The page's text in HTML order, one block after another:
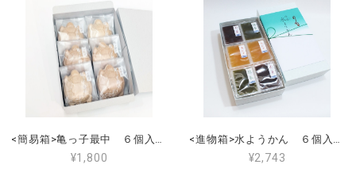
¥1,800 ¥2,743